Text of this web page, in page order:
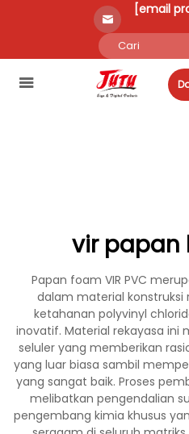
[email
vir papan
Papan foam VIR PVC
dalam material konstruksi
ketahanan polyvinyl
inovatif. Material rekayasa ini
seluler yang memberikan
yang luar biasa sambil
yang sangat baik. Proses
melibatkan pengendalian
pengembang kimia khusus